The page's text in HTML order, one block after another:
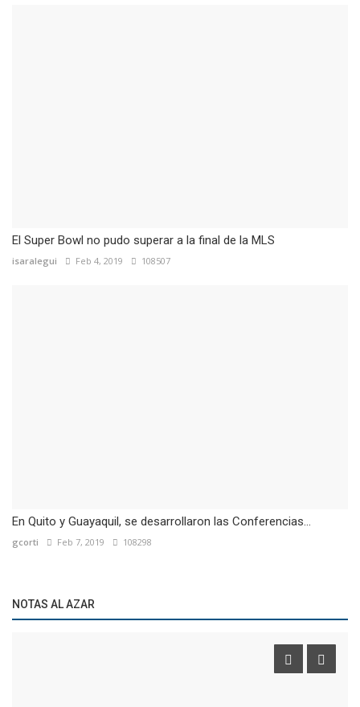
El Super Bowl no pudo superar a la final de la MLS
isaralegui Feb 4, 2019 108507
En Quito y Guayaquil, se desarrollaron las Conferencias...
gcorti Feb 7, 2019 108298
NOTAS AL AZAR